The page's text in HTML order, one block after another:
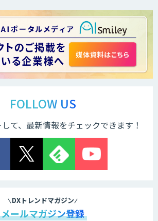
FOLLOW US
て、最新情報をチェックできます！
DXトレンドマガジン
メールマガジン登録